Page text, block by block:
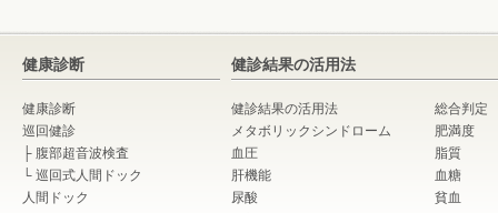
健康診断
健康診断
巡回健診
├ 腹部超音波検査
└ 巡回式人間ドック
人間ドック
健診結果の活用法
健診結果の活用法
総合判定
メタボリックシンドローム
肥満度
血圧
脂質
肝機能
血糖
尿酸
貧血